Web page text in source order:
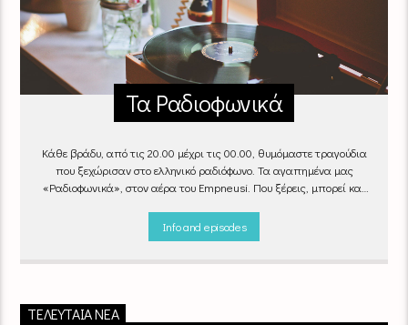
Τα Ραδιοφωνικά
Κάθε βράδυ, από τις 20.00 μέχρι τις 00.00, θυμόμαστε τραγούδια
που ξεχώρισαν στο ελληνικό ραδιόφωνο. Τα αγαπημένα μας
«Ραδιοφωνικά», στον αέρα του Empneusi. Που ξέρεις, μπορεί και
:00 – 00:00στονEmpneusi 107 FM
Info and episodes
ΤΕΛΕΥΤΑΊΑ ΝΈΑ